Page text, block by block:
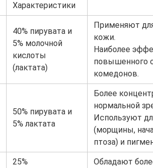
Характеристики
40% пирувата и
5% молочной
кислоты
(лактата)
Применяют
кожи.
Наиболее
повышенного
комедонов.
50% пирувата и
5% лактата
Более
нормальной
Используют
(морщины,
птоза) и
25%
Обладают